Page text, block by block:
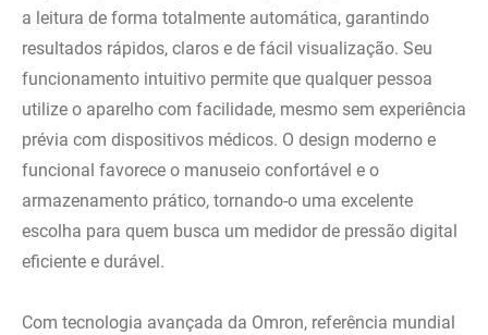
a leitura de forma totalmente automática, garantindo
resultados rápidos, claros e de fácil visualização. Seu
funcionamento intuitivo permite que qualquer pessoa
utilize o aparelho com facilidade, mesmo sem experiência
prévia com dispositivos médicos. O design moderno e
funcional favorece o manuseio confortável e o
armazenamento prático, tornando-o uma excelente
escolha para quem busca um medidor de pressão digital
eficiente e durável.
Com tecnologia avançada da Omron, referência mundial